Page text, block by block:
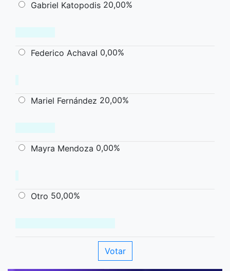
Gabriel Katopodis 20,00%
Federico Achaval 0,00%
Mariel Fernández 20,00%
Mayra Mendoza 0,00%
Otro 50,00%